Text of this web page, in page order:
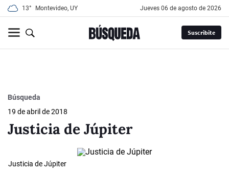
13° Montevideo, UY jueves 06 de agosto de 2026
Suscribite
Búsqueda
19 de abril de 2018
Justicia de Júpiter
Justicia de Júpiter